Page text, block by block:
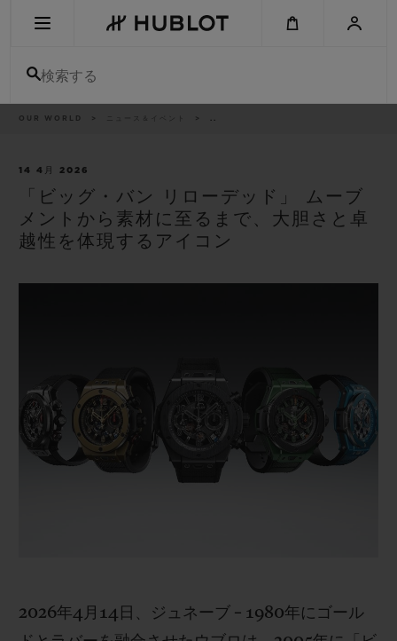
検索する
パ
ト
OUR WORLD ニュース＆イベント ..
14 4月 2026
「ビッグ・バン リローデッド」 ムーブ
メントから素材に至るまで、大胆さと卓
越性を体現するアイコン
2026年4月14日、ジュネーブ – 1980年にゴール
新作
ビッグ・バン
サマー マルチカラーセラ
ミック
ビッグ・バン
ピーチセラミック
スピリット オブ ビ
バン
エッセンシャル
オンライン限